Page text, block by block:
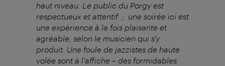
haut niveau. Le public du Porgy est
respectueux et attentif ; une soirée ici est
une expérience à la fois plaisante et
agréable, selon le musicien qui s'y
produit. Une foule de jazzistes de haute
volée sont à l'affiche – des formidables